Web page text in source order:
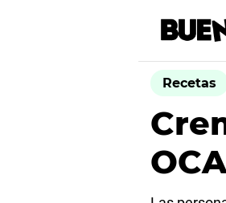
Recetas